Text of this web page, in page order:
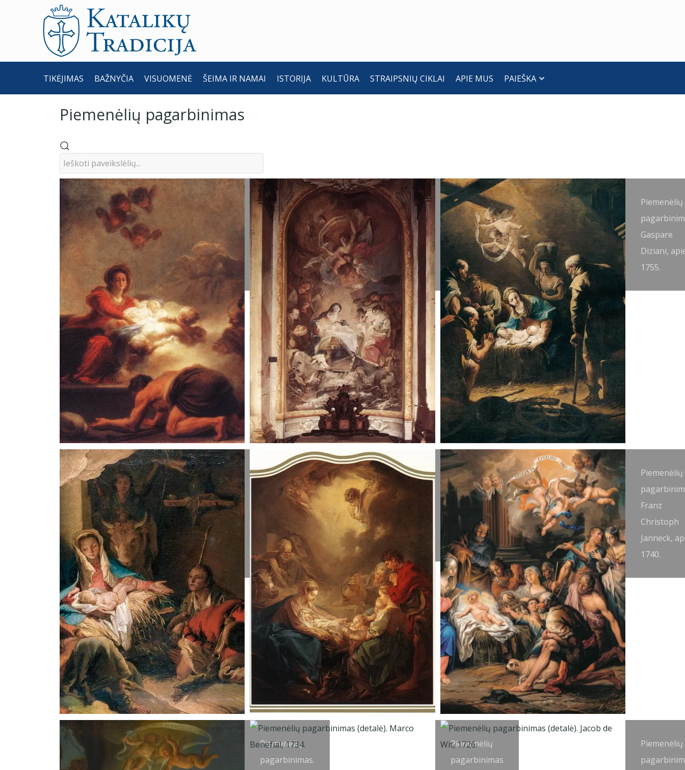
TIKĖJIMAS BAŽNYČIA VISUOMENĖ ŠEIMA IR NAMAI ISTORIJA KULTŪRA STRAIPSNIŲ CIKLAI APIE MUS PAIEŠKA
Piemenėlių pagarbinimas
Piemenėlių
pagarbinimas.
Jean-Honoré
Fragonard,
apie 1775.
Piemenėlių
pagarbinimas.
Franz Anton
Maulbertsch,
1758.
Piemenėlių
Gaspare
Diziani,
1755.
Piemenėlių
pagarbinimas.
Giovanni
Tiepolo,
1751-53.
Piemenėlių
pagarbinimas.
François
Boucher,
1750.
Piemenėlių
Franz
Christoph
Janneck,
1740.
Piemenėlių
pagarbinimas.
Piemenėlių
pagarbinimas
Piemenėlių